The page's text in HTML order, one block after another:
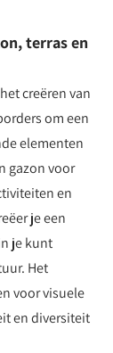
terras en
creëren van
om een
elementen
gazon voor
en
je een
je kunt
Het
voor visuele
en diversiteit